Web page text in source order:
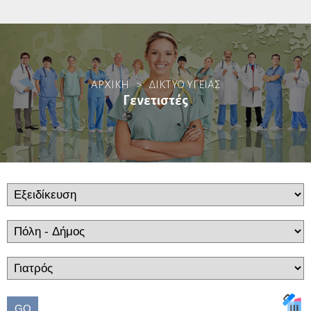
Βιοπαθολόγοι
Γαστρεντερολόγοι
Ενδοσκόποι
Ηπατολόγοι
Ογκολογία Πεπτικού
Γενετιστές
ΑΡΧΙΚΗ > ΔΙΚΤΥΟ ΥΓΕΙΑΣ
Γενετιστές
GO